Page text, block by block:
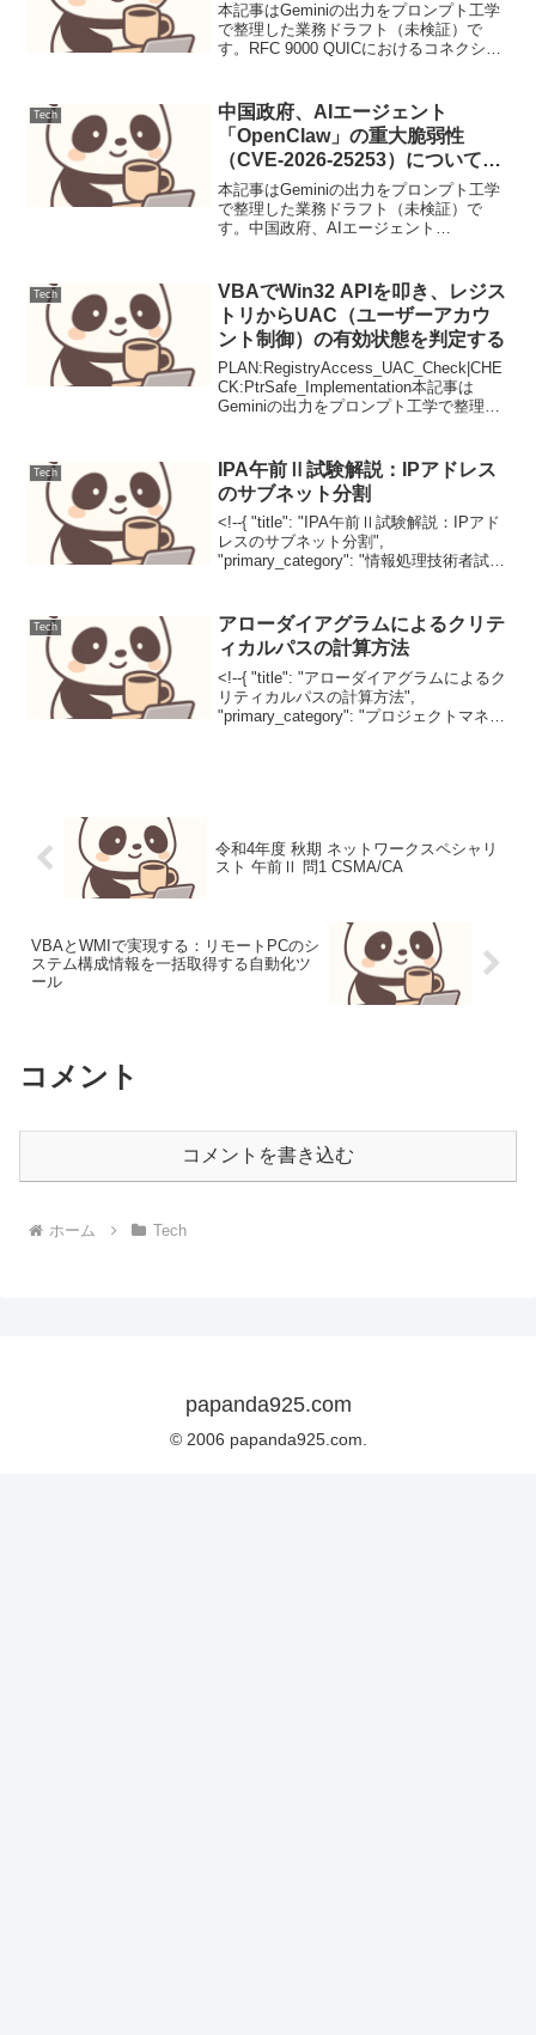
本記事はGeminiの出力をプロンプト工学
で整理した業務ドラフト（未検証）で
す。RFC 9000 QUICにおけるコネクショ
な通信を常に求めてきました。既存のT...
Tech
中国政府、AIエージェント
「OpenClaw」の重大脆弱性
（CVE-2026-25253）について公
式警告を発令
本記事はGeminiの出力をプロンプト工学
で整理した業務ドラフト（未検証）で
す。中国政府、AIエージェント
コンピューターウイルス緊急対応センタ
ー（...
Tech
VBAでWin32 APIを叩き、レジス
トリからUAC（ユーザーアカウ
ント制御）の有効状態を判定する
PLAN:RegistryAccess_UAC_Check|CHE
CK:PtrSafe_Implementation本記事は
Geminiの出力をプロンプト工学で整理し
Tech
IPA午前Ⅱ試験解説：IPアドレス
のサブネット分割
<!--{ "title": "IPA午前Ⅱ試験解説：IPアド
レスのサブネット分割",
"primary_category": "情報処理技術者試
Tech
アローダイアグラムによるクリテ
ィカルパスの計算方法
<!--{ "title": "アローダイアグラムによるク
リティカルパスの計算方法",
"primary_category": "プロジェクトマネジ
令和4年度 秋期 ネットワークスペシャリ
スト 午前Ⅱ 問1 CSMA/CA
VBAとWMIで実現する：リモートPCのシ
ステム構成情報を一括取得する自動化ツ
ール
コメント
コメントを書き込む
ホーム Tech
papanda925.com
© 2006 papanda925.com.